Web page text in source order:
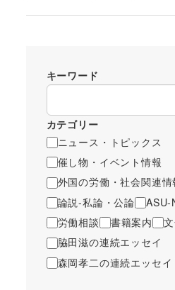
キーワード
カテゴリー
ニュース・トピックス
催し物・イベント情報
外国の労働・社会関連情
論説-私論・公論
ASU-
労働相談
書籍案内
脇田滋の連続エッセイ
森岡孝二の連続エッセイ